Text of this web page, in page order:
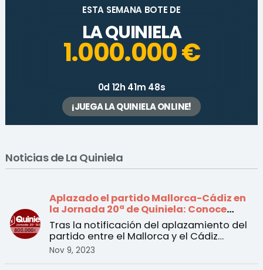
ESTA SEMANA BOTE DE
LA QUINIELA
1.000.000 €
0d 12h 41m 48s
¡JUEGA LA QUINIELA ONLINE!
Noticias de La Quiniela
Aplazado el partido Mallorca-Cádiz en
la Jornada 20ª de Quiniela: Conoce
todos los cambios
Tras la notificación del aplazamiento del
partido entre el Mallorca y el Cádiz
incluido en la 20 ...
Nov 9, 2023